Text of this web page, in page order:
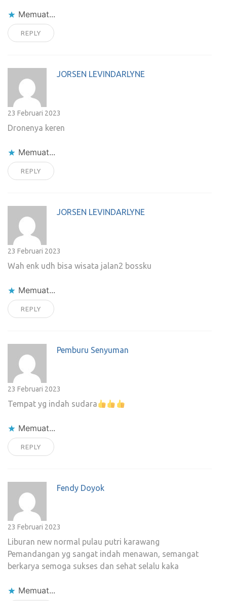
Memuat...
REPLY
JORSEN LEVINDARLYNE
23 Februari 2023
Dronenya keren
Memuat...
REPLY
JORSEN LEVINDARLYNE
23 Februari 2023
Wah enk udh bisa wisata jalan2 bossku
Memuat...
REPLY
Pemburu Senyuman
23 Februari 2023
Tempat yg indah sudara
Memuat...
REPLY
Fendy Doyok
23 Februari 2023
Liburan new normal pulau putri karawang
Pemandangan yg sangat indah menawan, semangat
berkarya semoga sukses dan sehat selalu kaka
Memuat...